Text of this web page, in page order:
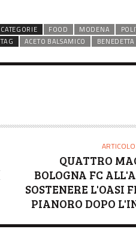
CATEGORIE FOOD MODENA
TAG
ACETO BALSAMICO
QUATTRO
BOLOGNA FC
SOSTENERE L'OASI
PIANORO DOPO